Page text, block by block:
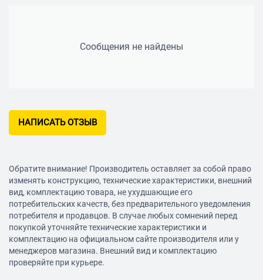
ключ (1 609 203 V40),
Сообщения не найдены
НАПИСАТЬ ОТЗЫВ
Обратите внимание! Производитель оставляет за собой право
изменять конструкцию, технические характеристики, внешний
вид, комплектацию товара, не ухудшающие его
потребительских качеств, без предварительного уведомления
потребителя и продавцов. В случае любых сомнений перед
покупкой уточняйте технические характеристики и
комплектацию на официальном сайте производителя или у
менеджеров магазина. Внешний вид и комплектацию
проверяйте при курьере.